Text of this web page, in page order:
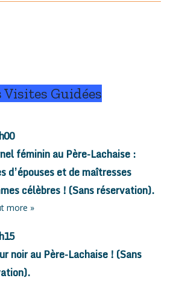
Guidées
féminin au Père-Lachaise :
d’épouses et de maîtresses
célèbres ! (Sans réservation).
more »
noir au Père-Lachaise ! (Sans